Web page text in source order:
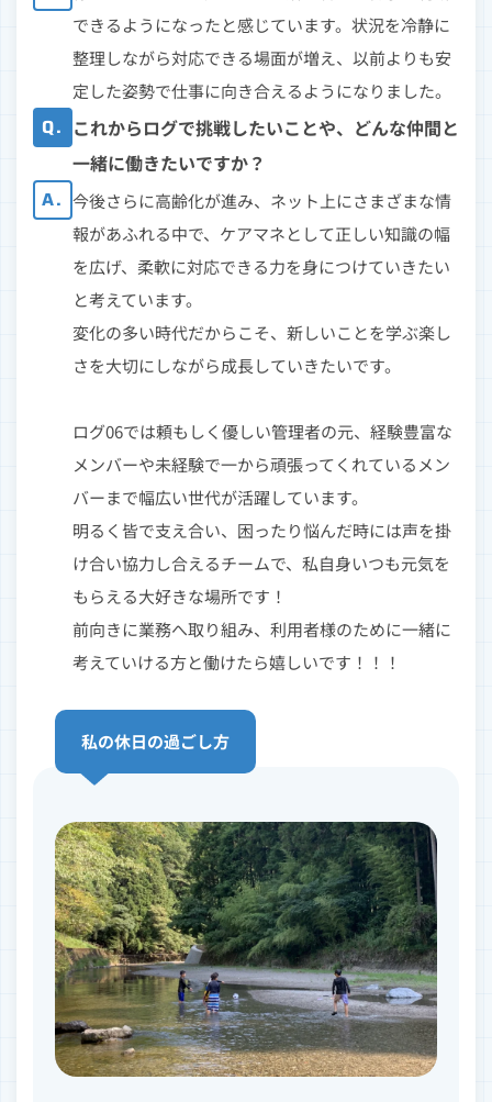
できるようになったと感じています。状況を冷静に
整理しながら対応できる場面が増え、以前よりも安
定した姿勢で仕事に向き合えるようになりました。
Q. これからログで挑戦したいことや、どんな仲間と
一緒に働きたいですか？
A. 今後さらに高齢化が進み、ネット上にさまざまな情
報があふれる中で、ケアマネとして正しい知識の幅
を広げ、柔軟に対応できる力を身につけていきたい
と考えています。
変化の多い時代だからこそ、新しいことを学ぶ楽し
さを大切にしながら成長していきたいです。
ログ06では頼もしく優しい管理者の元、経験豊富な
メンバーや未経験で一から頑張ってくれているメン
バーまで幅広い世代が活躍しています。
明るく皆で支え合い、困ったり悩んだ時には声を掛
け合い協力し合えるチームで、私自身いつも元気を
もらえる大好きな場所です！
前向きに業務へ取り組み、利用者様のために一緒に
考えていける方と働けたら嬉しいです！！！
私の休日の過ごし方